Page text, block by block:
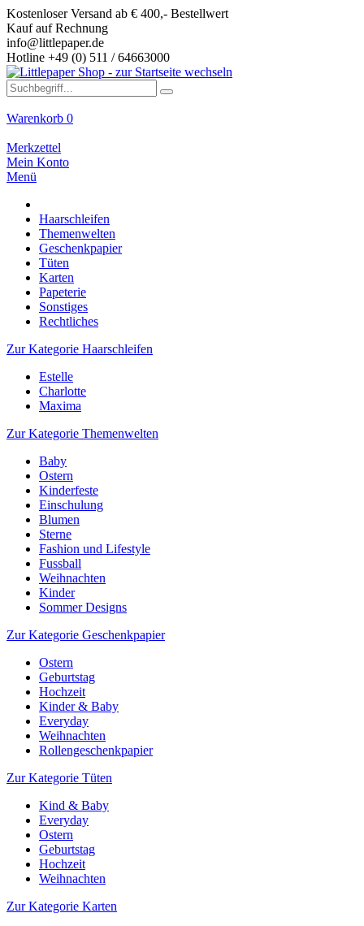
Kostenloser Versand ab € 400,- Bestellwert
Kauf auf Rechnung
info@littlepaper.de
Hotline +49 (0) 511 / 64663000
Warenkorb 0
Merkzettel
Mein Konto
Menü
Haarschleifen
Themenwelten
Geschenkpapier
Tüten
Karten
Papeterie
Sonstiges
Rechtliches
Zur Kategorie Haarschleifen
Estelle
Charlotte
Maxima
Zur Kategorie Themenwelten
Baby
Ostern
Kinderfeste
Einschulung
Blumen
Sterne
Fashion und Lifestyle
Fussball
Weihnachten
Kinder
Sommer Designs
Zur Kategorie Geschenkpapier
Ostern
Geburtstag
Hochzeit
Kinder & Baby
Everyday
Weihnachten
Rollengeschenkpapier
Zur Kategorie Tüten
Kind & Baby
Everyday
Ostern
Geburtstag
Hochzeit
Weihnachten
Zur Kategorie Karten